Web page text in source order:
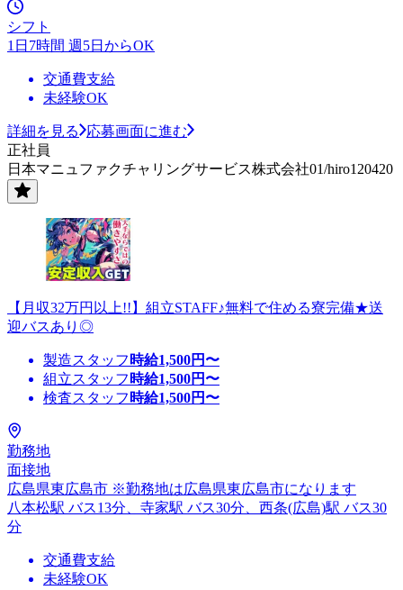
シフト
1日7時間 週5日からOK
交通費支給
未経験OK
詳細を見る
応募画面に進む
正社員
日本マニュファクチャリングサービス株式会社01/hiro120420
【月収32万円以上!!】組立STAFF♪無料で住める寮完備★送
迎バスあり◎
製造スタッフ 時給1,500円〜
組立スタッフ 時給1,500円〜
検査スタッフ 時給1,500円〜
勤務地
面接地
広島県東広島市 ※勤務地は広島県東広島市になります
八本松駅 バス13分、寺家駅 バス30分、西条(広島)駅 バス30
分
交通費支給
未経験OK